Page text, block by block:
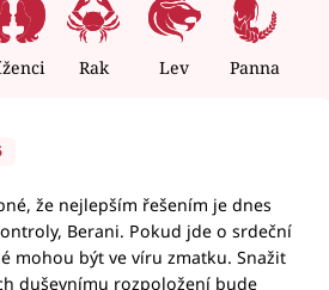
Rak Lev Panna
že nejlepším řešením je dnes
Berani. Pokud jde o srdeční
mohou být ve víru zmatku. Snažit
duševnímu rozpoložení bude